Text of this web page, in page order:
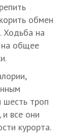
обмен
Ходьба на
на общее
шесть троп
все они
курорта.